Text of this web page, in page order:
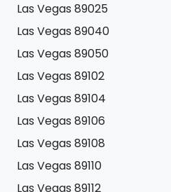
Las Vegas 89025
Las Vegas 89040
Las Vegas 89050
Las Vegas 89102
Las Vegas 89104
Las Vegas 89106
Las Vegas 89108
Las Vegas 89110
Las Vegas 89112